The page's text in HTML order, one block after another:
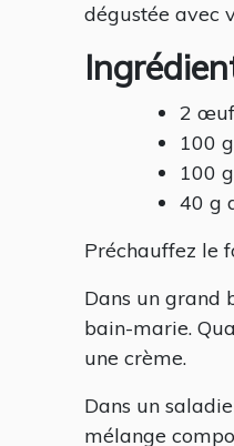
dégustée avec
2
100
100
40 g
Préchauffez le
Dans un grand
bain-marie.
une crème.
Dans un
mélange